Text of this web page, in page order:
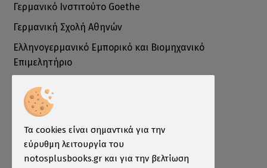
Γερμανικό Ινστιτούτο Goethe
Γερμανική Σχολή Αθηνών
Ελληνογερμανικό Εμπορικό και Βιομηχανικό
Επιμελητήριο
Πληροφορίες
Τρόποι Πληρωμής
Τρόποι Αποστολής
Τα cookies είναι σημαντικά για την
εύρυθμη λειτουργία του
notosplusbooks.gr και για την βελτίωση